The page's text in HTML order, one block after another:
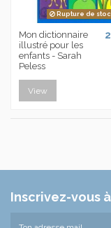
Rupture de
Mon dictionnaire
illustré pour les
enfants - Sarah
Peless
View
Inscrivez-vous